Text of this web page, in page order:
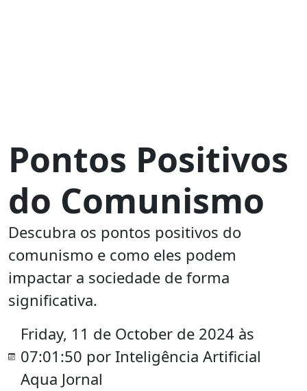
Pontos Positivos
do Comunismo
Descubra os pontos positivos do
comunismo e como eles podem
impactar a sociedade de forma
significativa.
Friday, 11 de October de 2024 às
07:01:50 por Inteligência Artificial
Aqua Jornal